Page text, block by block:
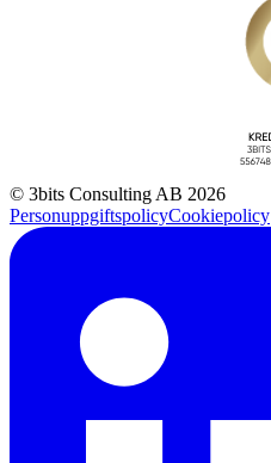
© 3bits Consulting AB 2026
PersonuppgiftspolicyCookiepolicy